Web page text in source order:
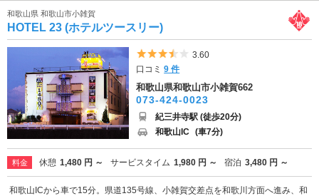
和歌山県 和歌山市小雑賀
HOTEL 23 (ホテルツースリー)
5つ星のうち3.5
3.60
口コミ9 件
和歌山県和歌山市小雑賀662
073-424-0023
紀三井寺駅 (徒歩20分)
和歌山IC (車7分)
料金 休憩 1,480 円 ～ サービスタイム 1,980 円 ～ 宿泊 3,480 円 ～
和歌山ICから車で15分。県道135号線、小雑賀交差点を和歌川方面へ進み、和